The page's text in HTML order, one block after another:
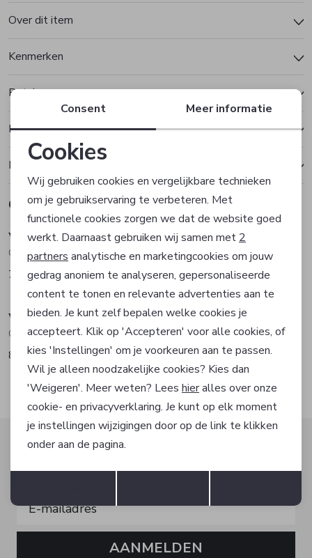
Over dit item
Kenmerken
Betalen
Bezorgen of ophalen
Ruilen en retourneren
Gerelateerde producten
Vanguard
Overhemd korte mouw
79,99
Vanguard
Overhemd korte mouw
79,99
Vanguard
Overhemd korte mouw
89,99
Vanguard
Overhemd korte mouw
99,99
Altijd als eerste op de hoogte zijn?
AANMELDEN
Personalisatie cookies
Analytische cookies
Marketing cookies
Terug Opslaan
Consent Meer informatie
Cookies
Wij gebruiken cookies en vergelijkbare technieken
om je gebruikservaring te verbeteren. Met
functionele cookies zorgen we dat de website goed
werkt. Daarnaast gebruiken wij samen met 2
partners analytische en marketingcookies om jouw
gedrag anoniem te analyseren, gepersonaliseerde
content te tonen en relevante advertenties aan te
bieden. Je kunt zelf bepalen welke cookies je
accepteert. Klik op 'Accepteren' voor alle cookies, of
kies 'Instellingen' om je voorkeuren aan te passen.
Wil je alleen noodzakelijke cookies? Kies dan
'Weigeren'. Meer weten? Lees hieralles over onze
cookie- en privacyverklaring. Je kunt op elk moment
je instellingen wijzigingen door op de link te klikken
onder aan de pagina.